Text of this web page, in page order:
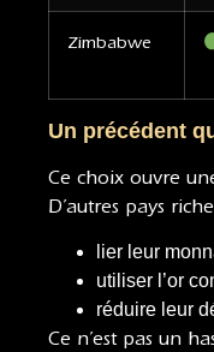
Zimbabwe
Un précédent
Ce choix ouvre
D’autres pays
lier leur
utiliser l’or
réduire leur
Ce n’est pas un